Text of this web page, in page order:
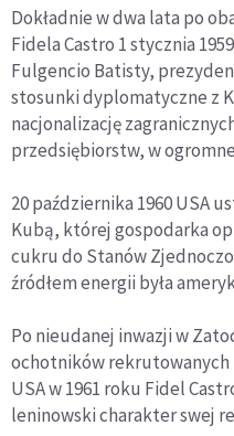
Dokładnie w dwa lata po
Fidela Castro 1 stycznia
Fulgencio Batisty,
stosunki dyplomatyczne z
nacjonalizację
przedsiębiorstw, w
20 października 1960 USA
Kubą, której gospodarka
cukru do Stanów
źródłem energii była
Po nieudanej inwazji w
ochotników rekrutowanych
USA w 1961 roku Fidel
leninowski charakter swej